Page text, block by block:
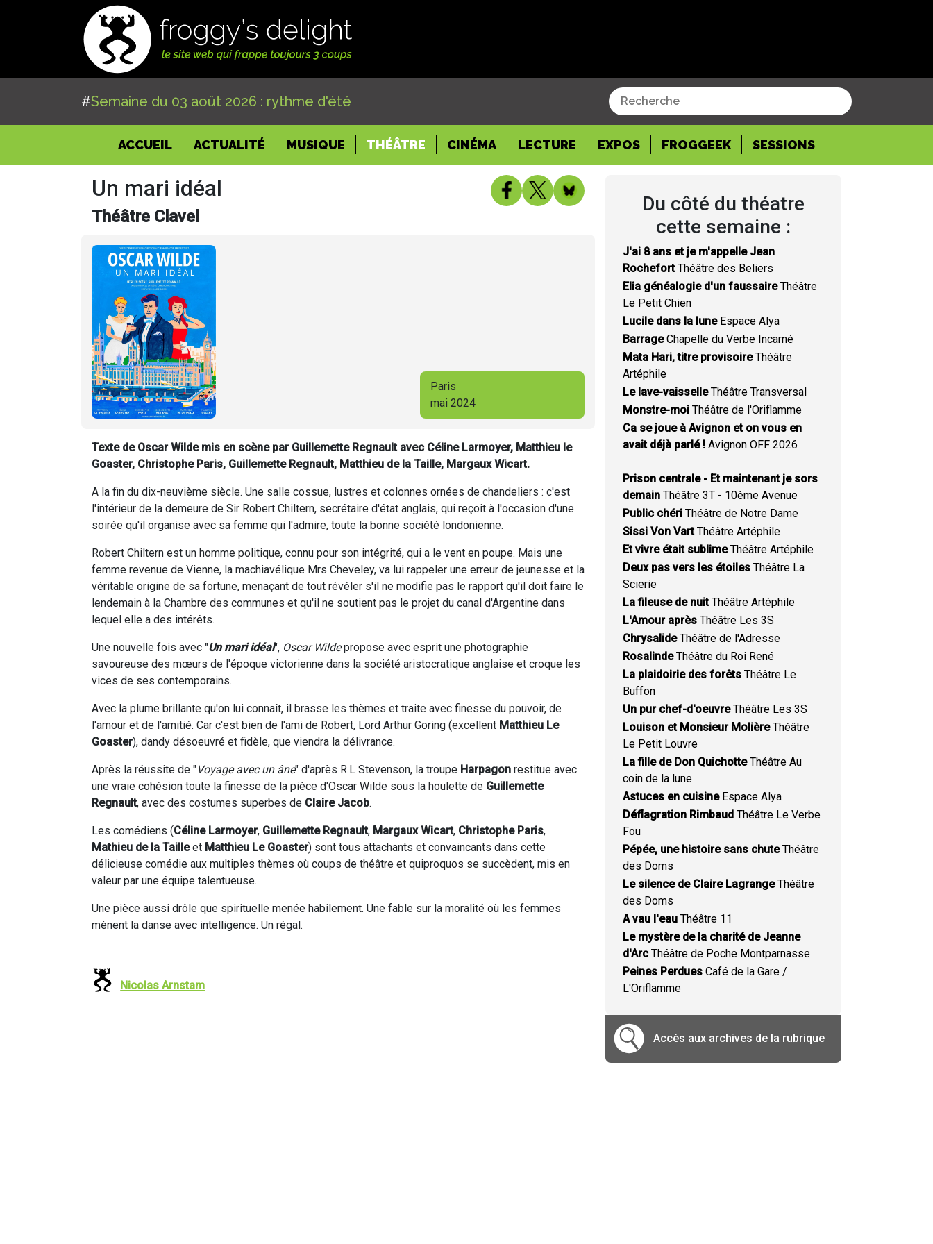
#Semaine du 03 août 2026 : rythme d'été
ACCUEIL(CURRENT)
ACTUALITÉ MUSIQUE THÉÂTRE CINÉMA LECTURE EXPOS FROGGEEK SESSIONS
Un mari idéal
Théâtre Clavel
Paris
mai 2024
Texte de Oscar Wilde mis en scène par Guillemette Regnault avec Céline Larmoyer, Matthieu le
Goaster, Christophe Paris, Guillemette Regnault, Matthieu de la Taille, Margaux Wicart.
A la fin du dix-neuvième siècle. Une salle cossue, lustres et colonnes ornées de chandeliers : c'est
l'intérieur de la demeure de Sir Robert Chiltern, secrétaire d'état anglais, qui reçoit à l'occasion d'une
soirée qu'il organise avec sa femme qui l'admire, toute la bonne société londonienne.
Robert Chiltern est un homme politique, connu pour son intégrité, qui a le vent en poupe. Mais une
femme revenue de Vienne, la machiavélique Mrs Cheveley, va lui rappeler une erreur de jeunesse et la
véritable origine de sa fortune, menaçant de tout révéler s'il ne modifie pas le rapport qu'il doit faire le
lendemain à la Chambre des communes et qu'il ne soutient pas le projet du canal d'Argentine dans
lequel elle a des intérêts.
Une nouvelle fois avec "Un mari idéal", Oscar Wildepropose avec esprit une photographie
savoureuse des mœurs de l'époque victorienne dans la société aristocratique anglaise et croque les
vices de ses contemporains.
Avec la plume brillante qu'on lui connaît, il brasse les thèmes et traite avec finesse du pouvoir, de
l'amour et de l'amitié. Car c'est bien de l'ami de Robert, Lord Arthur Goring (excellent Matthieu Le
Goaster), dandy désoeuvré et fidèle, que viendra la délivrance.
Après la réussite de "Voyage avec un âne" d'après R.L Stevenson, la troupe Harpagon restitue avec
une vraie cohésion toute la finesse de la pièce d'Oscar Wilde sous la houlette de Guillemette
Regnault, avec des costumes superbes de Claire Jacob.
Les comédiens (Céline Larmoyer, Guillemette Regnault, Margaux Wicart, Christophe Paris,
Mathieu de la Tailleet Matthieu Le Goaster) sont tous attachants et convaincants dans cette
délicieuse comédie aux multiples thèmes où coups de théâtre et quiproquos se succèdent, mis en
valeur par une équipe talentueuse.
Une pièce aussi drôle que spirituelle menée habilement. Une fable sur la moralité où les femmes
mènent la danse avec intelligence. Un régal.
Nicolas Arnstam
Du côté du théatre
cette semaine :
J'ai 8 ans et je m'appelle Jean
RochefortThéâtre des Beliers
Elia généalogie d'un faussaireThéâtre
Le Petit Chien
Lucile dans la luneEspace Alya
BarrageChapelle du Verbe Incarné
Mata Hari, titre provisoireThéâtre
Artéphile
Le lave-vaisselleThéâtre Transversal
Monstre-moi Théâtre de l'Oriflamme
Ca se joue à Avignon et on vous en
avait déjà parlé ! Avignon OFF 2026
Prison centrale - Et maintenant je sors
demain Théâtre 3T - 10ème Avenue
Public chéri Théâtre de Notre Dame
Sissi Von VartThéâtre Artéphile
Et vivre était sublimeThéâtre Artéphile
Deux pas vers les étoiles Théâtre La
Scierie
La fileuse de nuitThéâtre Artéphile
L'Amour après Théâtre Les 3S
ChrysalideThéâtre de l'Adresse
RosalindeThéâtre du Roi René
La plaidoirie des forêts Théâtre Le
Buffon
Un pur chef-d'oeuvreThéâtre Les 3S
Louison et Monsieur MolièreThéâtre
Le Petit Louvre
La fille de Don QuichotteThéâtre Au
coin de la lune
Astuces en cuisineEspace Alya
Déflagration Rimbaud Théâtre Le Verbe
Fou
Pépée, une histoire sans chuteThéâtre
des Doms
Le silence de Claire LagrangeThéâtre
des Doms
A vau l'eau Théâtre 11
Le mystère de la charité de Jeanne
d'Arc Théâtre de Poche Montparnasse
Peines Perdues Café de la Gare /
L'Oriflamme
Accès aux archives de la rubrique